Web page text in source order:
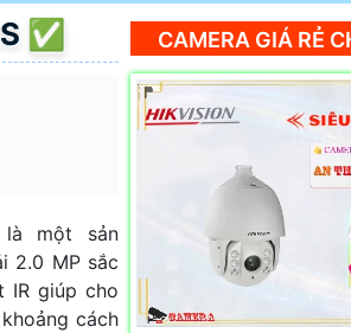
✅
là một sản
2.0 MP sắc
IR giúp cho
cách
CAMERA GIÁ RẺ